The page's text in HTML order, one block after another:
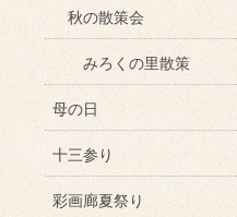
秋の散策会
みろくの里散策
母の日
十三参り
彩画廊夏祭り